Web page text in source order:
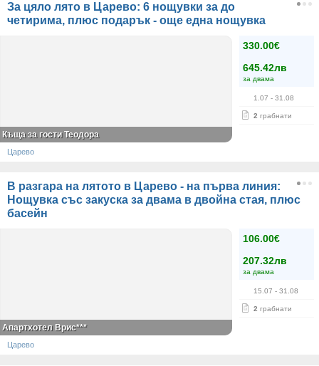
За цяло лято в Царево: 6 нощувки за до
четирима, плюс подарък - още една нощувка
330.00€
645.42лв
за двама
1.07 - 31.08
2 грабнати
Къща за гости Теодора
Царево
В разгара на лятото в Царево - на първа линия:
Нощувка със закуска за двама в двойна стая, плюс
басейн
106.00€
207.32лв
за двама
15.07 - 31.08
2 грабнати
Апартхотел Врис***
Царево